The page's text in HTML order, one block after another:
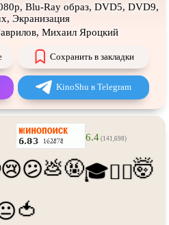
Про танки
Про тюрьму
Про хакеров
Про шпионов
Псевдодокументальный
Роуд-муви
Ситком
Турецкий сериал
Blu-Ray образ, DVD5, DVD9,
Экранизация
Михаил Яроцкий
Сохранить в закладки
KinoShu в Telegram
6.4 (141,698)
😢😕💩🤬🎓😵‍💫🤯
🍅